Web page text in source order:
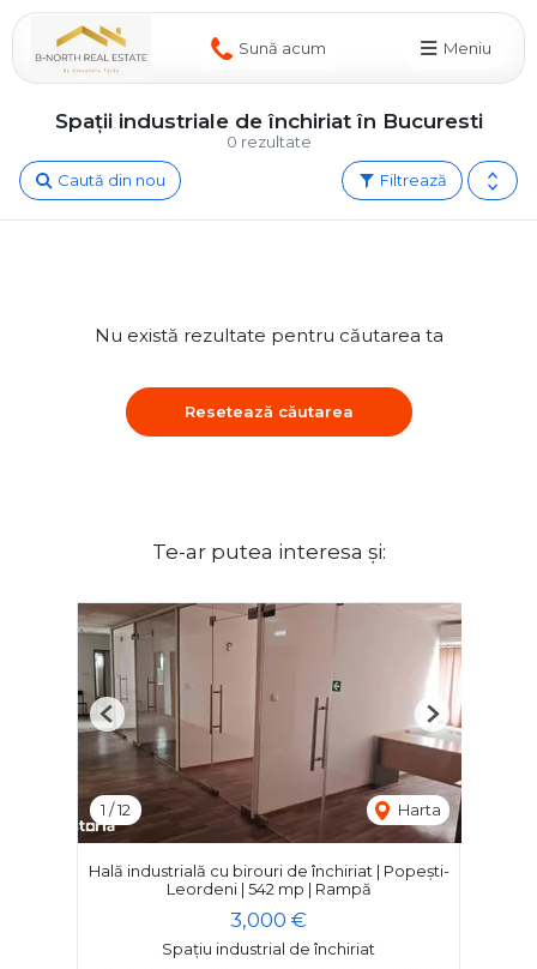
Sună acum Meniu
0 rezultate
Spații industriale de închiriat în Bucuresti
Filtrează
Caută din nou
Nu există rezultate pentru căutarea ta
Resetează căutarea
Te-ar putea interesa și:
1 /12 Harta
Previous Next
Hală industrială cu birouri de închiriat | Popești-
Leordeni | 542 mp | Rampă
3,000 €
Spațiu industrial de închiriat